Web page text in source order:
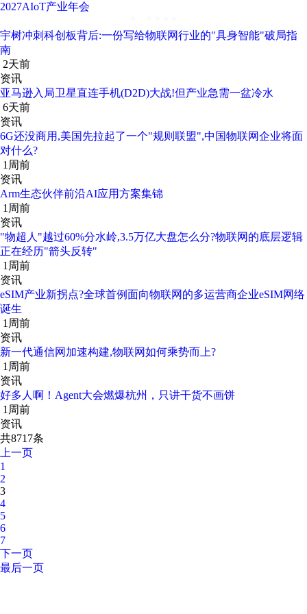
2027AIoT产业年会
宇树冲刺科创板背后:一份写给物联网行业的"具身智能"破局指
南
2天前
资讯
亚马逊入局卫星直连手机(D2D)大战!但产业急需一盆冷水
6天前
资讯
6G还没商用,美国先拉起了一个"规则联盟",中国物联网企业将面
对什么?
1周前
资讯
Arm生态伙伴前沿AI应用方案集锦
1周前
资讯
"物超人"越过60%分水岭,3.5万亿大盘怎么分?物联网的底层逻辑
正在经历"箭头反转"
1周前
资讯
eSIM产业新拐点?全球首例面向物联网的多运营商企业eSIM网络
诞生
1周前
资讯
新一代通信网加速构建,物联网如何乘势而上?
1周前
资讯
好多人啊！Agent大会燃爆杭州，只讲干货不画饼
1周前
资讯
共8717条
上一页
1
2
3
4
5
6
7
下一页
最后一页